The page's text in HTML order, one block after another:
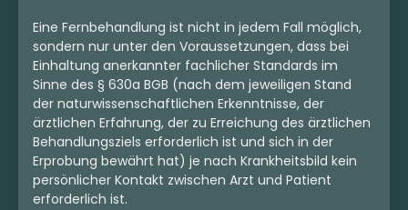
Eine Fernbehandlung ist nicht in jedem Fall möglich,
sondern nur unter den Voraussetzungen, dass bei
Einhaltung anerkannter fachlicher Standards im
Sinne des § 630a BGB (nach dem jeweiligen Stand
der naturwissenschaftlichen Erkenntnisse, der
ärztlichen Erfahrung, der zu Erreichung des ärztlichen
Behandlungsziels erforderlich ist und sich in der
Erprobung bewährt hat) je nach Krankheitsbild kein
persönlicher Kontakt zwischen Arzt und Patient
erforderlich ist.